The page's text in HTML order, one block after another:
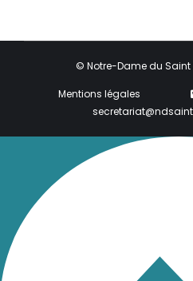
© Notre-Dame du
Mentions légales